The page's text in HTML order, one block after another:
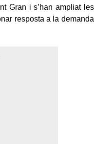
Gran i s’han ampliat les
resposta a la demanda